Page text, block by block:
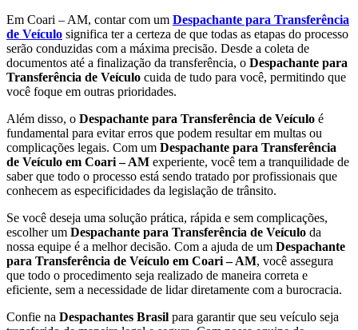
Em Coari – AM, contar com um Despachante para Transferência
de Veículo significa ter a certeza de que todas as etapas do processo
serão conduzidas com a máxima precisão. Desde a coleta de
documentos até a finalização da transferência, o Despachante para
Transferência de Veículo cuida de tudo para você, permitindo que
você foque em outras prioridades.
Além disso, o Despachante para Transferência de Veículo é
fundamental para evitar erros que podem resultar em multas ou
complicações legais. Com um Despachante para Transferência
de Veículo em Coari – AM experiente, você tem a tranquilidade de
saber que todo o processo está sendo tratado por profissionais que
conhecem as especificidades da legislação de trânsito.
Se você deseja uma solução prática, rápida e sem complicações,
escolher um Despachante para Transferência de Veículo da
nossa equipe é a melhor decisão. Com a ajuda de um Despachante
para Transferência de Veículo em Coari – AM, você assegura
que todo o procedimento seja realizado de maneira correta e
eficiente, sem a necessidade de lidar diretamente com a burocracia.
Confie na Despachantes Brasil para garantir que seu veículo seja